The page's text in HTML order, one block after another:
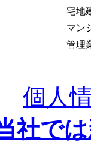
宅地
マン
管理
個人
社で